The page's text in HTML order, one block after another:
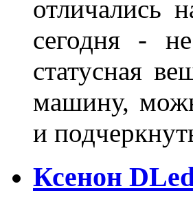
отличались
сегодня -
статусная
машину,
и
Ксенон